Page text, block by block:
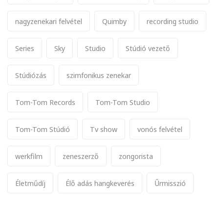
nagyzenekari felvétel Quimby recording studio
Series Sky Studio Stúdió vezető
Stúdiózás szimfonikus zenekar
Tom-Tom Records Tom-Tom Studio
Tom-Tom Stúdió Tv show vonós felvétel
werkfilm zeneszerző zongorista
Életműdíj Élő adás hangkeverés Űrmisszió